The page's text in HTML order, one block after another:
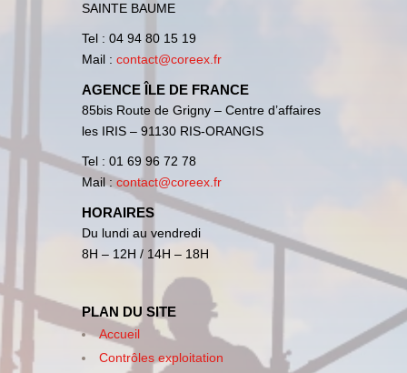
SAINTE BAUME
Tel : 04 94 80 15 19
Mail : contact@coreex.fr
AGENCE ÎLE DE FRANCE
85bis Route de Grigny – Centre d’affaires
les IRIS – 91130 RIS-ORANGIS
Tel : 01 69 96 72 78
Mail : contact@coreex.fr
HORAIRES
Du lundi au vendredi
8H – 12H / 14H – 18H
PLAN DU SITE
Accueil
Contrôles exploitation